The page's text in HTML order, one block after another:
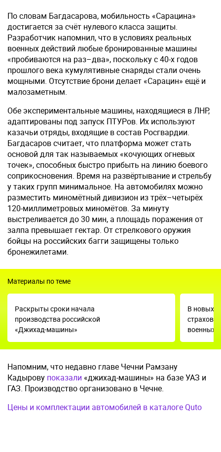
По словам Багдасарова, мобильность «Сарацина»
достигается за счёт нулевого класса защиты.
Разработчик напомнил, что в условиях реальных
военных действий любые бронированные машины
«пробиваются на раз–два», поскольку с 40-х годов
прошлого века кумулятивные снаряды стали очень
мощными. Отсутствие брони делает «Сарацин» ещё и
малозаметным.
Обе экспериментальные машины, находящиеся в ЛНР,
адаптированы под запуск ПТУРов. Их используют
казачьи отряды, входящие в состав Росгвардии.
Багдасаров считает, что платформа может стать
основой для так называемых «кочующих огневых
точек», способных быстро прибыть на линию боевого
соприкосновения. Время на развёртывание и стрельбу
у таких групп минимальное. На автомобилях можно
разместить миномётный дивизион из трёх–четырёх
120-миллиметровых миномётов. За минуту
выстреливается до 30 мин, а площадь поражения от
залпа превышает гектар. От стрелкового оружия
бойцы на российских багги защищены только
бронежилетами.
Материалы по теме
Раскрыты сроки начала
производства российской
«Джихад-машины»
В новых
военных
Напомним, что недавно главе Чечни Рамзану
Кадырову показали «джихад-машины» на базе УАЗ и
ГАЗ. Производство организовано в Чечне.
Цены и комплектации автомобилей в каталоге Quto